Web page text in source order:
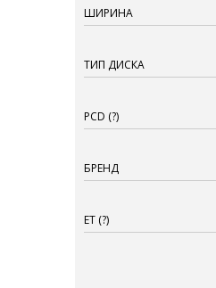
ШИРИНА
ТИП ДИСКА
PCD (?)
БРЕНД
ET (?)